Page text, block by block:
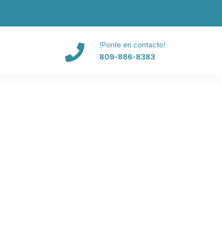
!Ponte en contacto!
809-886-8383